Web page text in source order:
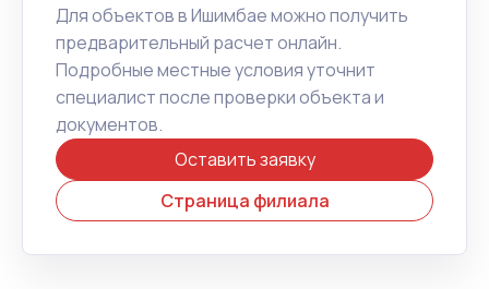
Для объектов в Ишимбае можно получить
предварительный расчет онлайн.
Подробные местные условия уточнит
специалист после проверки объекта и
документов.
Оставить заявку
Страница филиала